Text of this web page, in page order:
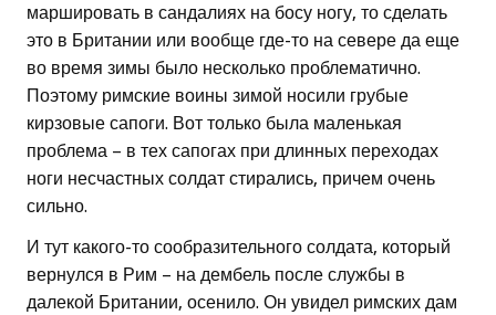
маршировать в сандалиях на босу ногу, то сделать
это в Британии или вообще где-то на севере да еще
во время зимы было несколько проблематично.
Поэтому римские воины зимой носили грубые
кирзовые сапоги. Вот только была маленькая
проблема – в тех сапогах при длинных переходах
ноги несчастных солдат стирались, причем очень
сильно.
И тут какого-то сообразительного солдата, который
вернулся в Рим – на дембель после службы в
далекой Британии, осенило. Он увидел римских дам